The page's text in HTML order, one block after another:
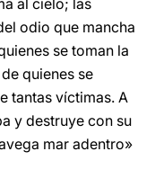
al cielo; las
odio que mancha
se toman la
quienes se
tantas víctimas. A
y destruye con su
mar adentro»